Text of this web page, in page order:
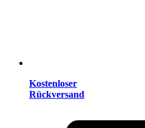
Kostenloser
Rückversand